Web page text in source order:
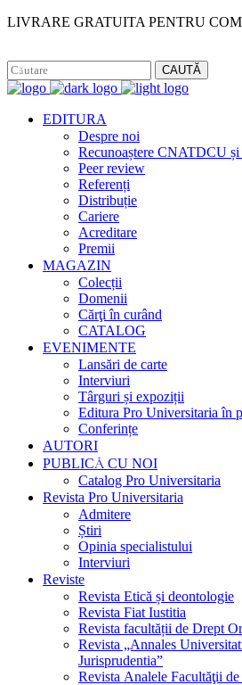
LIVRARE GRATUITA PENTRU
CAUTĂ
EDITURA
Despre noi
Recunoaștere CNATDCU
Peer review
Referenți
Distribuție
Cariere
Acreditare
Premii
MAGAZIN
Colecții
Domenii
Cărţi în curând
CATALOG
EVENIMENTE
Lansări de carte
Interviuri
Târguri și expoziții
Editura Pro Universitaria în
Conferințe
AUTORI
PUBLICĂ CU NOI
Catalog Pro Universitaria
Revista Pro Universitaria
Admitere
Știri
Opinia specialistului
Interviuri
Reviste
Revista Etică și deontologie
Revista Fiat Iustitia
Revista facultății de Drept
Revista „Annales
Jurisprudentia”
Revista Analele Facultăţii